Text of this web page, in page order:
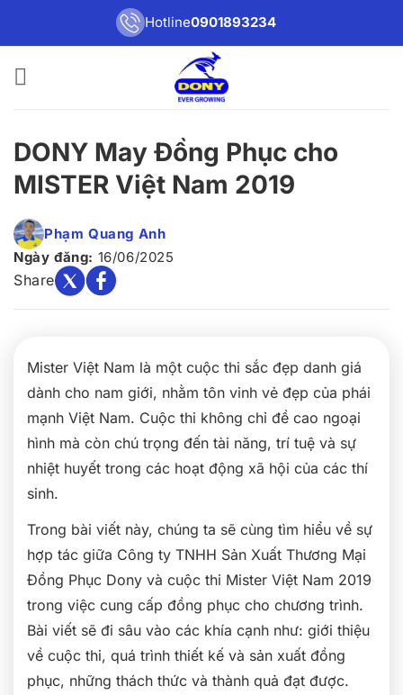
Hotline0901893234
DONY May Đồng Phục cho
MISTER Việt Nam 2019
Phạm Quang Anh
Ngày đăng: 16/06/2025
Share
Mister Việt Nam là một cuộc thi sắc đẹp danh giá
dành cho nam giới, nhằm tôn vinh vẻ đẹp của phái
mạnh Việt Nam. Cuộc thi không chỉ đề cao ngoại
hình mà còn chú trọng đến tài năng, trí tuệ và sự
nhiệt huyết trong các hoạt động xã hội của các thí
sinh.
Trong bài viết này, chúng ta sẽ cùng tìm hiểu về sự
hợp tác giữa Công ty TNHH Sản Xuất Thương Mại
Đồng Phục Dony và cuộc thi Mister Việt Nam 2019
trong việc cung cấp đồng phục cho chương trình.
Bài viết sẽ đi sâu vào các khía cạnh như: giới thiệu
về cuộc thi, quá trình thiết kế và sản xuất đồng
phục, những thách thức và thành quả đạt được.